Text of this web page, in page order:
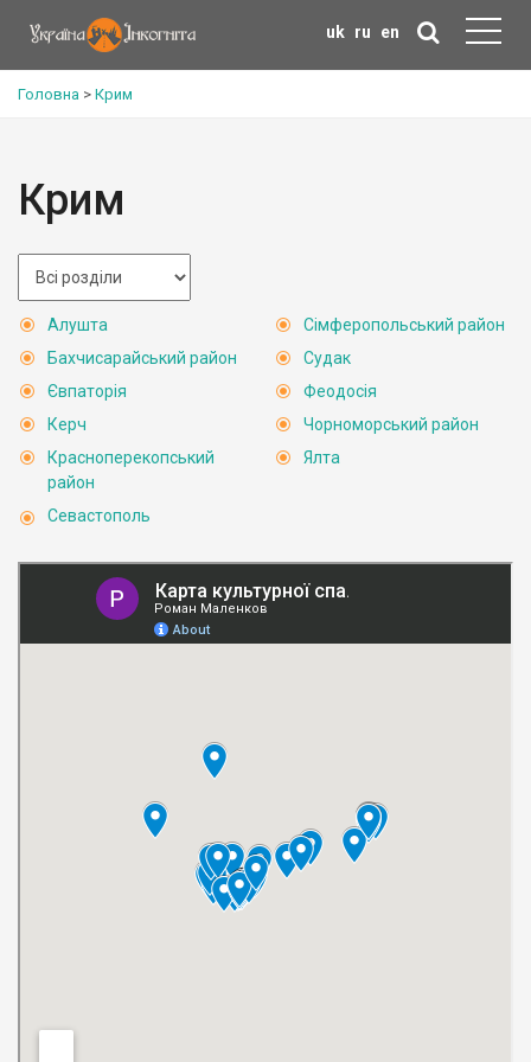
uk ru en
Головна > Крим
Крим
Алушта
Бахчисарайський район
Євпаторія
Керч
Красноперекопський
район
Севастополь
Сімферопольський район
Судак
Феодосія
Чорноморський район
Ялта